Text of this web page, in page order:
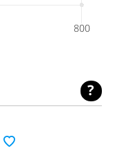
800